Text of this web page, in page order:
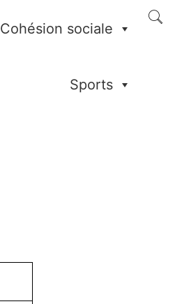
Cohésion sociale
Sports